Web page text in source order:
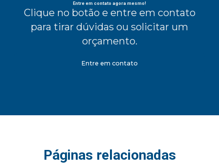
Entre em contato agora mesmo!
Clique no botão e entre em contato
para tirar dúvidas ou solicitar um
orçamento.
Entre em contato
Páginas relacionadas